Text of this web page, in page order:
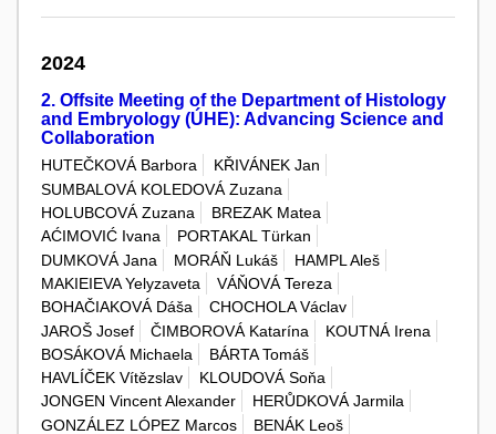
2024
2. Offsite Meeting of the Department of Histology
and Embryology (ÚHE): Advancing Science and
Collaboration
HUTEČKOVÁ Barbora
KŘIVÁNEK Jan
SUMBALOVÁ KOLEDOVÁ Zuzana
HOLUBCOVÁ Zuzana
BREZAK Matea
AĆIMOVIĆ Ivana
PORTAKAL Türkan
DUMKOVÁ Jana
MORÁŇ Lukáš
HAMPL Aleš
MAKIEIEVA Yelyzaveta
VÁŇOVÁ Tereza
BOHAČIAKOVÁ Dáša
CHOCHOLA Václav
JAROŠ Josef
ČIMBOROVÁ Katarína
KOUTNÁ Irena
BOSÁKOVÁ Michaela
BÁRTA Tomáš
HAVLÍČEK Vítězslav
KLOUDOVÁ Soňa
JONGEN Vincent Alexander
HERŮDKOVÁ Jarmila
GONZÁLEZ LÓPEZ Marcos
BENÁK Leoš